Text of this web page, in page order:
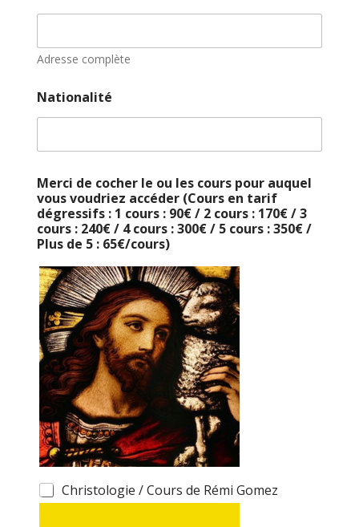
Adresse complète
Nationalité
Merci de cocher le ou les cours pour auquel
vous voudriez accéder (Cours en tarif
dégressifs : 1 cours : 90€ / 2 cours : 170€ / 3
cours : 240€ / 4 cours : 300€ / 5 cours : 350€ /
Plus de 5 : 65€/cours)
Christologie / Cours de Rémi Gomez